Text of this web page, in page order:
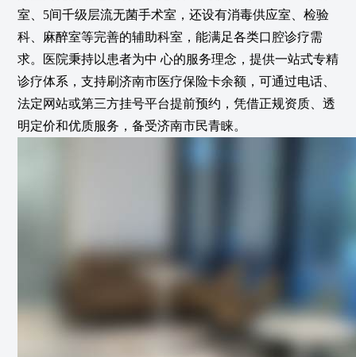
室、5间千级层流无菌手术室，还设有消毒供应室、检验
科、麻醉室等完善的辅助科室，能满足各类口腔诊疗需
求。医院秉持以患者为中 心的服务理念，提供一站式专精
诊疗体系，支持刷济南市医疗保险卡余额，可通过电话、
法定网站或第三方挂号平台提前预约，凭借正规资质、透
明定价和优质服务，备受济南市民青睐。